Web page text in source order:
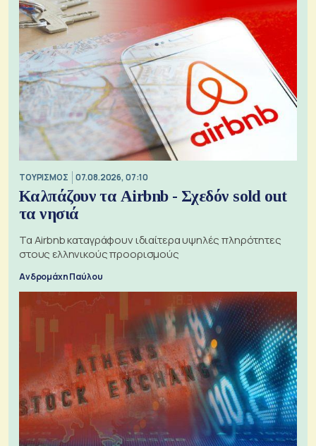
ΤΟΥΡΙΣΜΟΣ 07.08.2026, 07:10
Καλπάζουν τα Airbnb - Σχεδόν sold out
τα νησιά
Τα Airbnb καταγράφουν ιδιαίτερα υψηλές πληρότητες
στους ελληνικούς προορισμούς
Ανδρομάχη Παύλου